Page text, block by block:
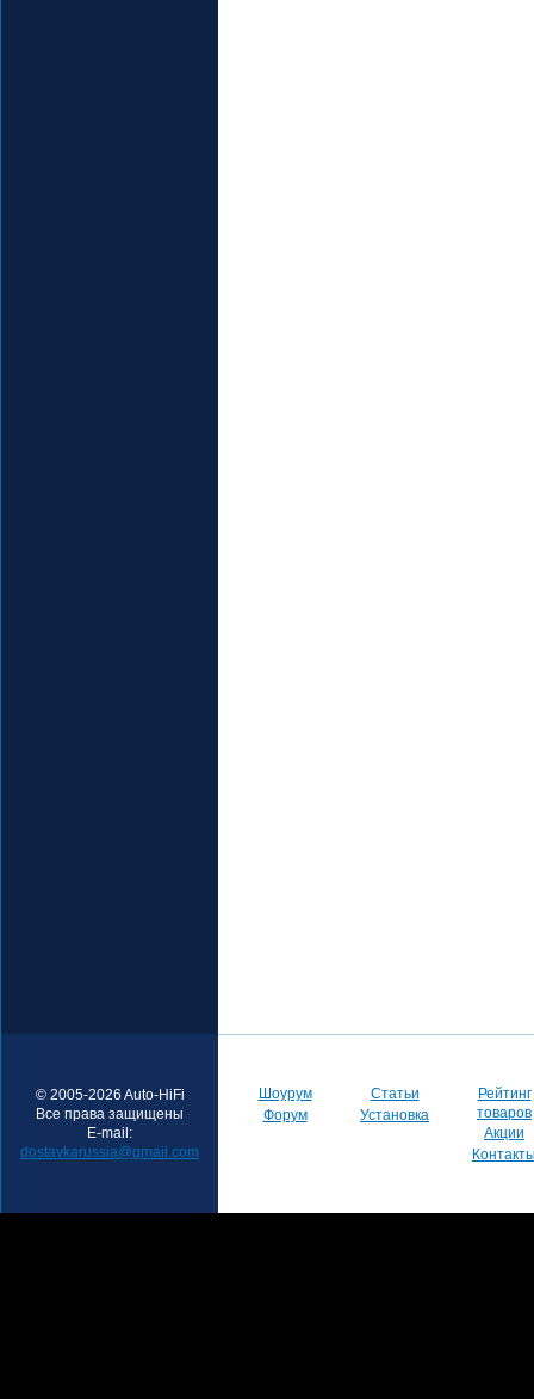
© 2005-2026 Auto-HiFi
Все права защищены
E-mail:
dostavkarussia@gmail.com
Шоурум
Форум
Статьи
Установка
Рейтинг
товаров
Акции